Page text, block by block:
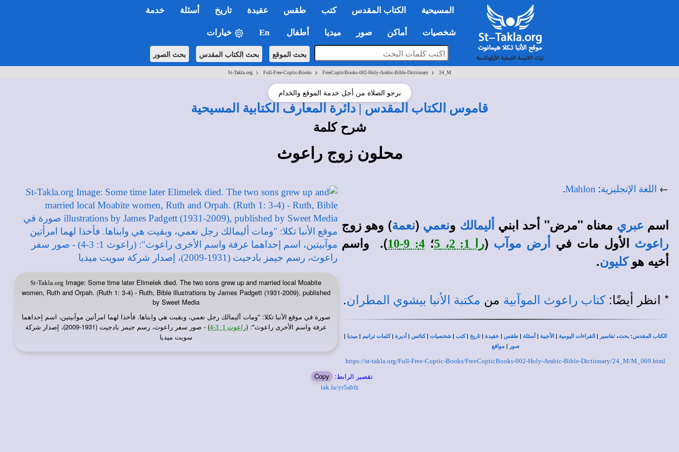
المسيحية الكتاب المقدس كتب طقس عقيدة تاريخ أسئلة خدمة
شخصيات أماكن صور ميديا أطفال En خيارات
بحث الموقع بحث الكتاب المقدس بحث الصور
St-Takla.org > Full-Free-Coptic-Books > FreeCopticBooks-002-Holy-Arabic-Bible-Dictionary > 24_M
نرجو الصلاة من أجل خدمة الموقع والخدام
قاموس الكتاب المقدس | دائرة المعارف الكتابية المسيحية
شرح كلمة
محلون زوج راعوث
St-Takla.org Image: Some time later Elimelek died. The two sons grew up and married local Moabite
women, Ruth and Orpah. (Ruth 1: 3-4) - Ruth, Bible illustrations by James Padgett (1931-2009), published
by Sweet Media
صورة في موقع الأنبا تكلا: "ومات أليمالك رجل نعمي، وبقيت هي وابناها. فأخذا لهما امرأتين موآبيتين، اسم إحداهما
عرفة واسم الأخرى راعوث": (راعوث 1: 3-4
) - صور سفر راعوث، رسم جيمز بادجيت (1931-2009)، إصدار شركة
سويت ميديا
← اللغة الإنجليزية:
Mahlon
.
اسم عبري معناه "مرض" أحد ابني أليمالك ونعمي (نعمة) وهو زوج
راعوث الأول مات في أرض موآب (را 1: 2، 5 ؛4: 9-10
). واسم
أخيه هوكليون.
* انظر أيضًا:كتاب راعوث الموآبية من مكتبة الأنبا بيشوي المطران.
الكتاب المقدس:بحث،تفاسير | القراءات اليومية | الأجبية | أسئلة |طقس | عقيدة |تاريخ |كتب |شخصيات |كنائس | أديرة |كلمات ترانيم |ميديا |
صور |مواقع
https://st-takla.org/Full-Free-Coptic-Books/FreeCopticBooks-002-Holy-Arabic-Bible-Dictionary/24_M/M_069.html
تقصير الرابط: Copy
tak.la/yr5abfz